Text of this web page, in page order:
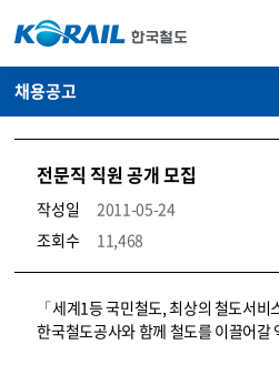
채용공고
전문직 직원 공개 모집
작성일
2011-05-24
조회수
11,468
코레일소개_경영공시_채용공고 상세보기 – 내용, 파일, 담당자 연락처로 구성
「세계1등 국민철도, 최상의 철도서비
한국철도공사와 함께 철도를 이끌어갈